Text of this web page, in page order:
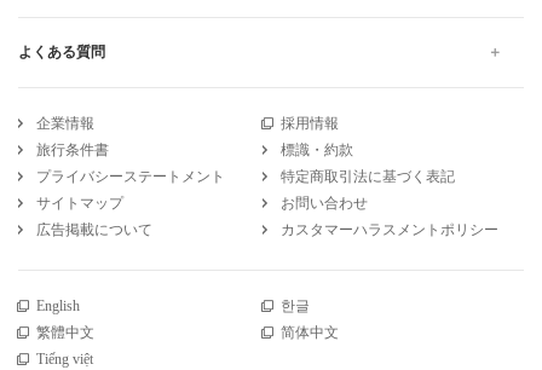
よくある質問
企業情報
採用情報
旅行条件書
標識・約款
プライバシーステートメント
特定商取引法に基づく表記
サイトマップ
お問い合わせ
広告掲載について
カスタマーハラスメントポリシー
English
한글
繁體中文
简体中文
Tiếng việt